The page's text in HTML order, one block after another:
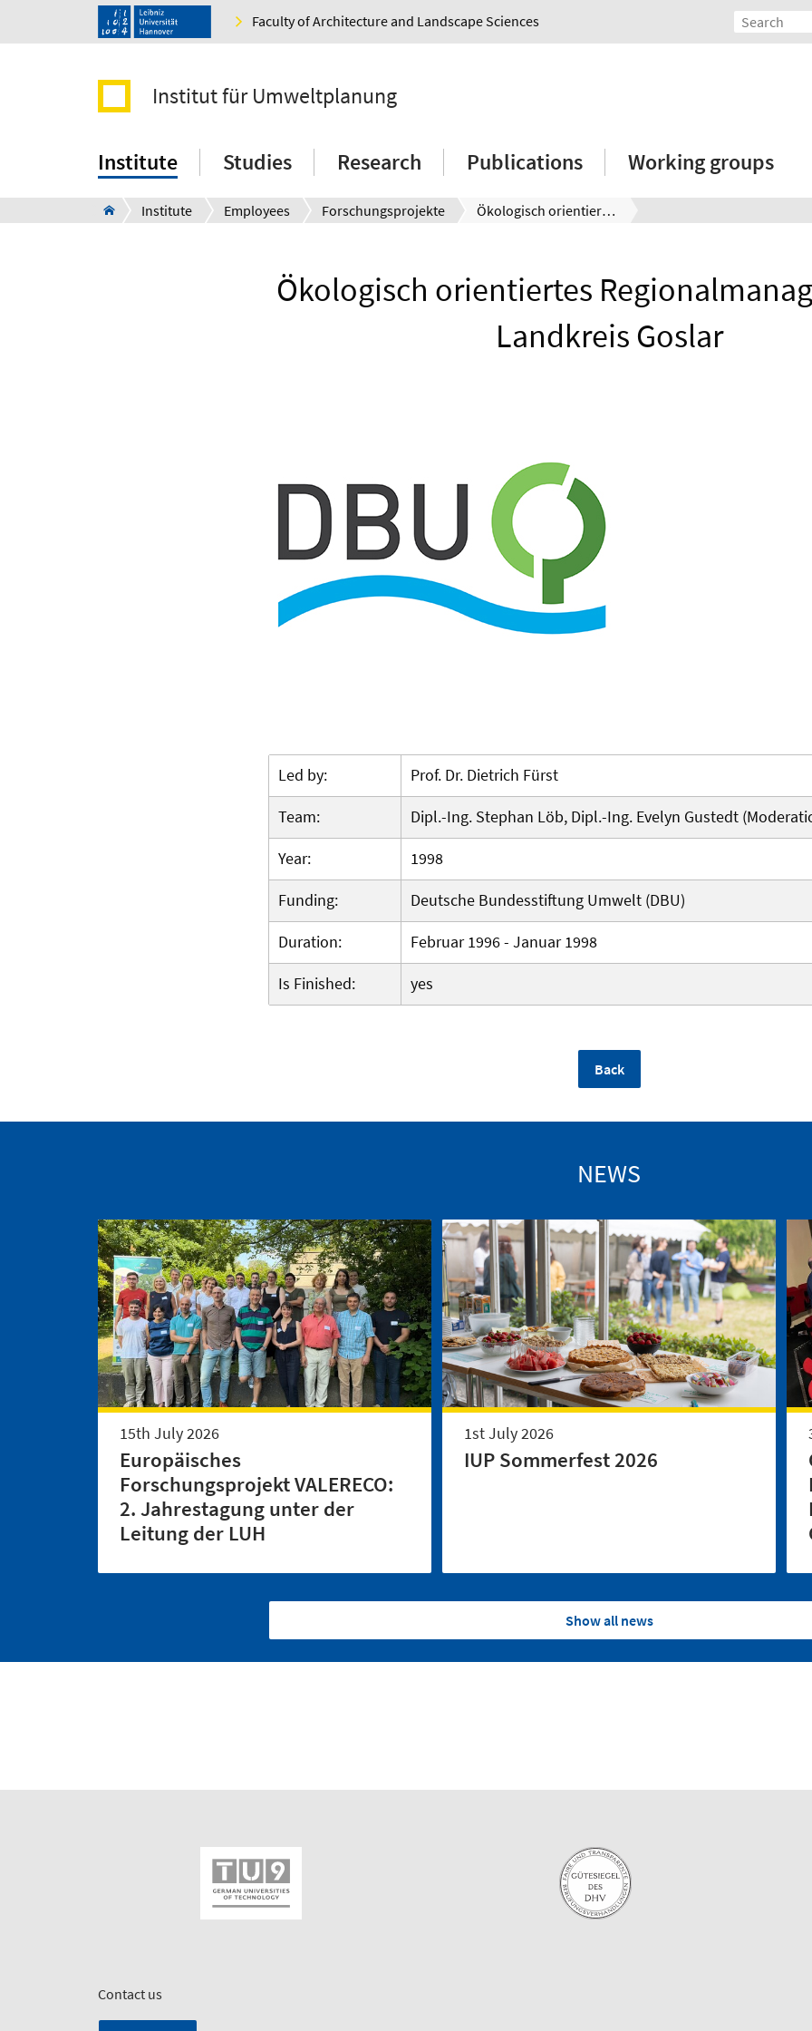
Faculty of Architecture and Landscape Sciences
Institut für Umweltplanung
Institute Studies Research Publications Working groups
Institute Employees Forschungsprojekte Ökologisch orientiertes Regionalmanagement im Landkreis Goslar
Ökologisch orientiertes
Landkreis Goslar
Led by:
Prof. Dr. Dietrich Fürst
Team:
Dipl.-Ing. Stephan Löb, Dipl.-Ing. Evelyn Gustedt
Year:
1998
Funding:
Deutsche Bundesstiftung Umwelt (DBU)
Duration:
Februar 1996 - Januar 1998
Is Finished:
yes
Back
NEWS
15th July 2026
Europäisches
Forschungsprojekt VALERECO:
2. Jahrestagung unter der
Leitung der LUH
1st July 2026
IUP Sommerfest 2026
Show all news
Contact us